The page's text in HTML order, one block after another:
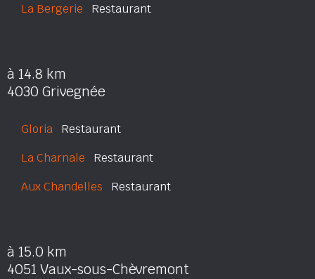
La Bergerie Restaurant
à 14.8 km
4030 Grivegnée
Gloria Restaurant
La Charnale Restaurant
Aux Chandelles Restaurant
à 15.0 km
4051 Vaux-sous-Chèvremont